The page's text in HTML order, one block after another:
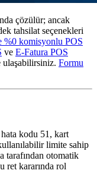
çözülür; ancak
tahsilat seçenekleri
%0 komisyonlu POS
ve E-Fatura POS
ulaşabilirsiniz. Formu
kodu 51, kart
limite sahip
tarafından otomatik
ret kararında rol